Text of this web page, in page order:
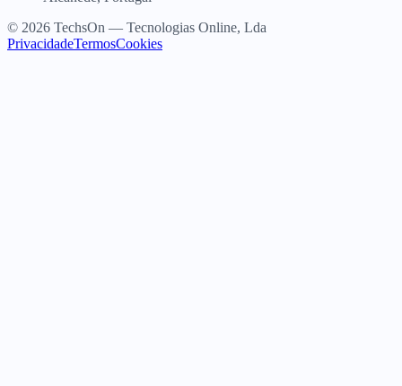
© 2026 TechsOn — Tecnologias Online, Lda
PrivacidadeTermosCookies